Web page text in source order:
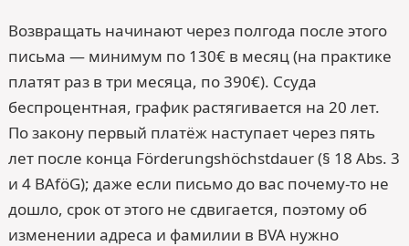
Возвращать начинают через полгода после этого
письма — минимум по 130€ в месяц (на практике
платят раз в три месяца, по 390€). Ссуда
беспроцентная, график растягивается на 20 лет.
По закону первый платёж наступает через пять
лет после конца Förderungshöchstdauer (§ 18 Abs. 3
и 4 BAföG); даже если письмо до вас почему-то не
дошло, срок от этого не сдвигается, поэтому об
изменении адреса и фамилии в BVA нужно